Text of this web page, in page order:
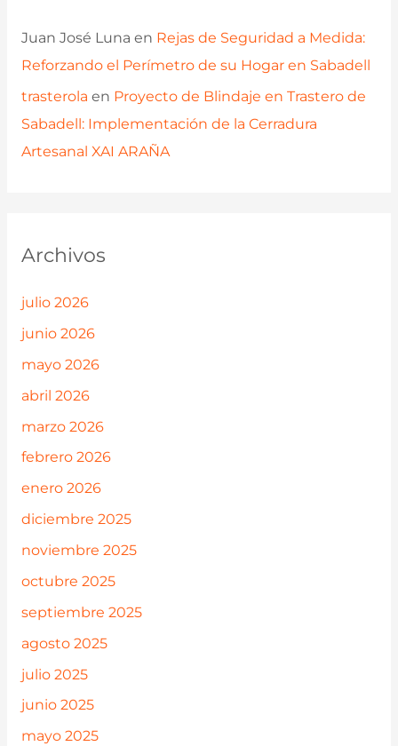
Juan José Luna en Rejas de Seguridad a Medida:
Reforzando el Perímetro de su Hogar en Sabadell
trasterola en Proyecto de Blindaje en Trastero de
Sabadell: Implementación de la Cerradura
Artesanal XAI ARAÑA
Archivos
julio 2026
junio 2026
mayo 2026
abril 2026
marzo 2026
febrero 2026
enero 2026
diciembre 2025
noviembre 2025
octubre 2025
septiembre 2025
agosto 2025
julio 2025
junio 2025
mayo 2025